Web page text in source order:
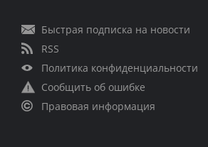
Быстрая подписка на новости
RSS
Политика конфиденциальности
Сообщить об ошибке
Правовая информация